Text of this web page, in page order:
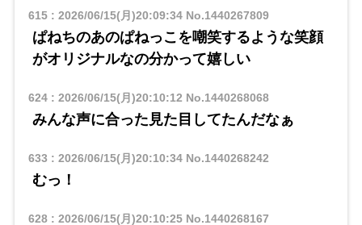
615: 2026/06/15(月)20:09:34No.1440267809
ぱねちのあのぱねっこを嘲笑するような笑顔
がオリジナルなの分かって嬉しい
624: 2026/06/15(月)20:10:12 No.1440268068
みんな声に合った見た目してたんだなぁ
633 : 2026/06/15(月)20:10:34No.1440268242
むっ！
628: 2026/06/15(月)20:10:25No.1440268167